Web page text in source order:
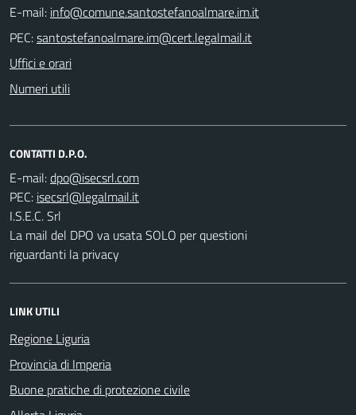
E-mail:
PEC:
Uffici e orari
Numeri utili
CONTATTI D.P.O.
E-mail:
PEC:
I.S.E.C. Srl
La mail del DPO va usata SOLO per questioni
riguardanti la privacy
LINK UTILI
Regione Liguria
Provincia di Imperia
Buone pratiche di protezione civile